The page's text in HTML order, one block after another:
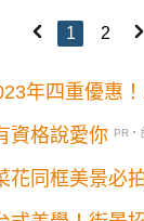
1 2
年四重優惠
資格說愛你 PR・
花同框美景必